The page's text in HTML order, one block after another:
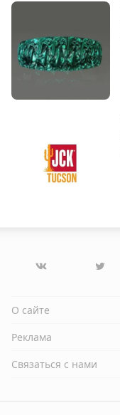
О сайте
Реклама
Связаться с нами